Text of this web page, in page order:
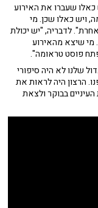
שעברו את האירוע
ויש כאלו שכן. מי
לדבריה, "יש יכולת
מי שיצא מהאירוע
פוסט טראומה".
שלנו לא היה סיפורי
הרצון היה לראות את
בבוקר ולצאת